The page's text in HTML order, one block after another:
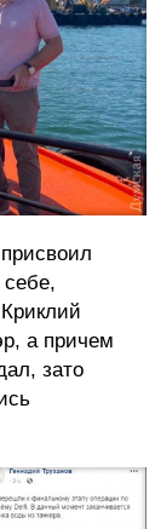
себе,
а причем
зато